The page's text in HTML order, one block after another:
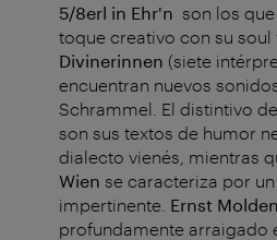
5/8erl in Ehr'n son los
toque creativo con su soul
Divinerinnen (siete
encuentran nuevos
Schrammel. El distintivo de
son sus textos de humor
dialecto vienés, mientras
Wien se caracteriza por
impertinente. Ernst Molden
profundamente arraigado